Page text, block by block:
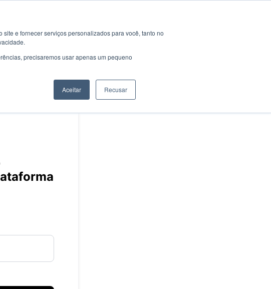
e fornecer serviços personalizados para você, tanto no
precisaremos usar apenas um pequeno
Aceitar Recusar
problema Obter actualizações
SMS